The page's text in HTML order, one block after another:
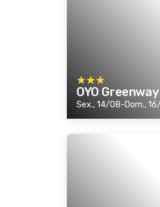
OYO
Sex., 14/08-Dom.,